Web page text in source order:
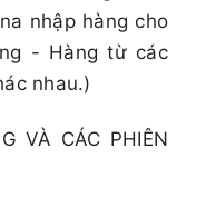
nhập hàng cho
- Hàng từ các
nhau.)
VÀ CÁC PHIÊN